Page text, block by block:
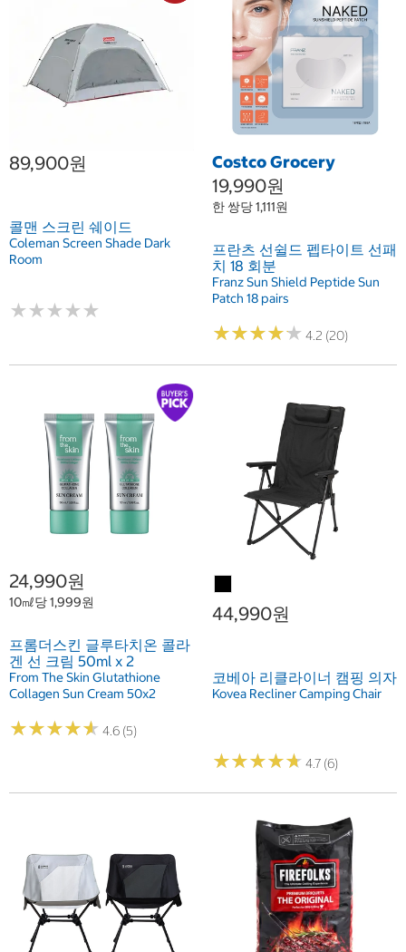
89,900원
콜맨 스크린 쉐이드
Coleman Screen Shade Dark
Room
★★★★★
★★★★★
Costco Grocery
19,990원
한 쌍당 1,111원
프란츠 선쉴드 펩타이트 선패
치 18 회분
Franz Sun Shield Peptide Sun
Patch 18 pairs
★★★★★
★★★★★ 4.2 (20)
24,990원
10㎖당 1,999원
프롬더스킨 글루타치온 콜라
겐 선 크림 50ml x 2
From The Skin Glutathione
Collagen Sun Cream 50x2
★★★★★
★★★★★ 4.6 (5)
44,990원
코베아 리클라이너 캠핑 의자
Kovea Recliner Camping Chair
★★★★★
★★★★★ 4.7 (6)